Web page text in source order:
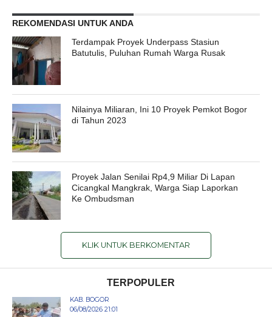
REKOMENDASI UNTUK ANDA
Terdampak Proyek Underpass Stasiun
Batutulis, Puluhan Rumah Warga Rusak
Nilainya Miliaran, Ini 10 Proyek Pemkot Bogor
di Tahun 2023
Proyek Jalan Senilai Rp4,9 Miliar Di Lapan
Cicangkal Mangkrak, Warga Siap Laporkan
Ke Ombudsman
KLIK UNTUK BERKOMENTAR
TERPOPULER
KAB. BOGOR
06/08/2026 21:01